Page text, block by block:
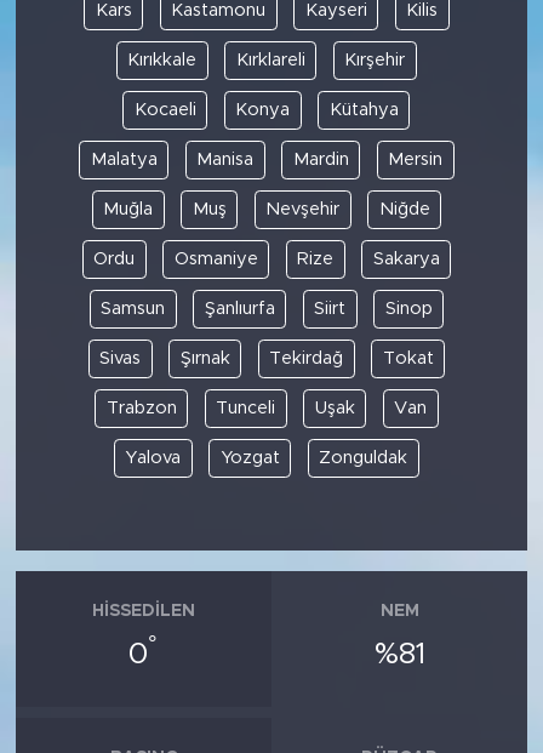
Kars Kastamonu Kayseri Kilis
Kırıkkale Kırklareli Kırşehir
Kocaeli Konya Kütahya
Malatya Manisa Mardin Mersin
Muğla Muş Nevşehir Niğde
Ordu Osmaniye Rize Sakarya
Samsun Şanlıurfa Siirt Sinop
Sivas Şırnak Tekirdağ Tokat
Trabzon Tunceli Uşak Van
Yalova Yozgat Zonguldak
HISSEDILEN
0°
NEM
%81